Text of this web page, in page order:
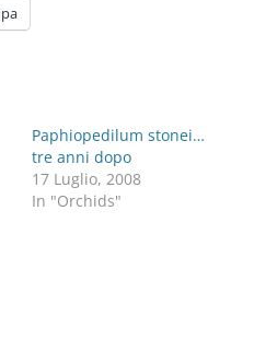
Paphiopedilum stonei…
tre anni dopo
17 Luglio, 2008
In "Orchids"